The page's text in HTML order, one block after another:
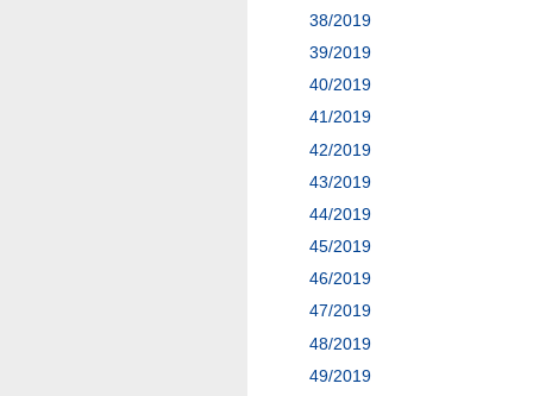
38/2019
39/2019
40/2019
41/2019
42/2019
43/2019
44/2019
45/2019
46/2019
47/2019
48/2019
49/2019